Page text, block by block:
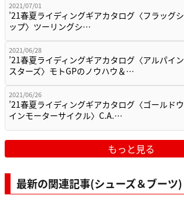
2021/07/01
’21春夏ライディングギアカタログ〈フラッグシ
ップ〉ツーリングシ…
2021/06/28
’21春夏ライディングギアカタログ〈アルパイン
スターズ〉モトGPのノウハウ＆…
2021/06/26
’21春夏ライディングギアカタログ〈ゴールドウ
インモーターサイクル〉C.A.…
もっと見る
最新の関連記事(シューズ＆ブーツ)